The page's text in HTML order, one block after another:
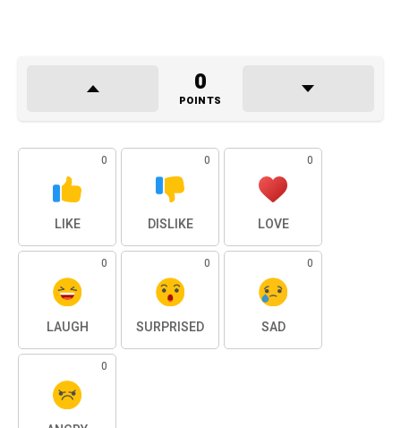
0
POINTS
0
LIKE
0
DISLIKE
0
LOVE
0
LAUGH
0
SURPRISED
0
SAD
0